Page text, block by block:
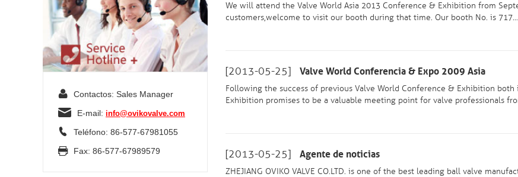
Contactos: Sales Manager
E-mail: info@ovikovalve.com
Teléfono: 86-577-67981055
Fax: 86-577-67989579
We will attend the Valve World Asia 2013 Conference & Exhibition from
customers,welcome to visit our booth during that time. Our booth No. is
[2013-05-25] Valve World Conferencia & Expo 2009 Asia
Following the success of previous Valve World Conference & Exhibition
Exhibition promises to be a valuable meeting point for valve professionals
[2013-05-25] Agente de noticias
ZHEJIANG OVIKO VALVE CO.LTD. is one of the best leading ball valve